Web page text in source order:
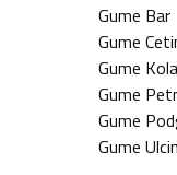
Gume Bar
Gume
Gume
Gume
Gume
Gume